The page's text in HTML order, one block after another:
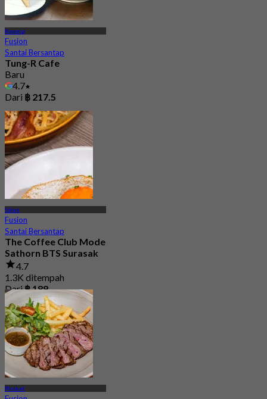
Rayong
Fusion
Santai Bersantap
Tung-R Cafe
Baru
4.7
Dari ฿ 217.5
Silom
Fusion
Santai Bersantap
The Coffee Club Mode
Sathorn BTS Surasak
4.7
1.3K ditempah
Dari฿ 189
Phuket